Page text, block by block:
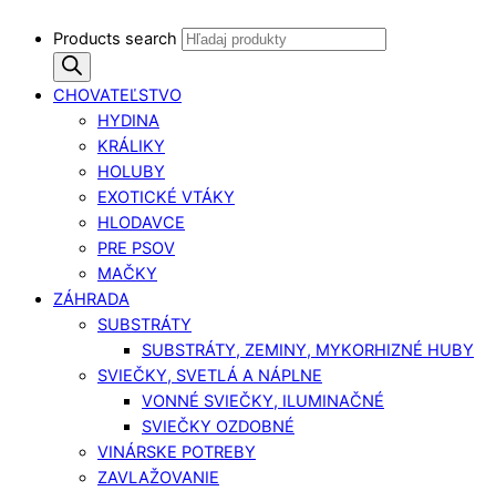
Products search
CHOVATEĽSTVO
HYDINA
KRÁLIKY
HOLUBY
EXOTICKÉ VTÁKY
HLODAVCE
PRE PSOV
MAČKY
ZÁHRADA
SUBSTRÁTY
SUBSTRÁTY, ZEMINY, MYKORHIZNÉ HUBY
SVIEČKY, SVETLÁ A NÁPLNE
VONNÉ SVIEČKY, ILUMINAČNÉ
SVIEČKY OZDOBNÉ
VINÁRSKE POTREBY
ZAVLAŽOVANIE